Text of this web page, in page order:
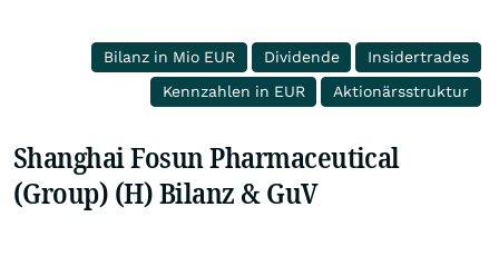
Bilanz in Mio EUR Dividende
Insidertrades
Kennzahlen in EUR
Aktionärsstruktur
Shanghai Fosun Pharmaceutical
(Group) (H) Bilanz & GuV